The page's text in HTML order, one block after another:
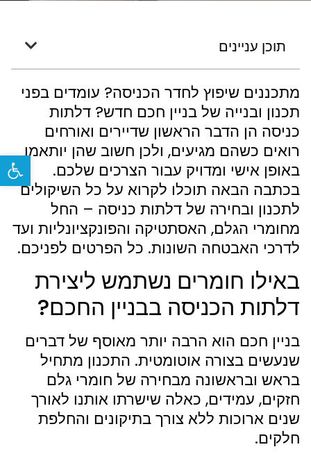
תוכן עניינים
מתכננים שיפוץ לחדר הכניסה? עומדים בפני
תכנון ובנייה של בניין חכם חדש? דלתות
כניסה הן הדבר הראשון שדיירים ואורחים
רואים כשהם מגיעים, ולכן חשוב שהן יותאמו
באופן אישי ומדויק עבור הצרכים שלכם.
בכתבה הבאה תוכלו לקרוא על כל השיקולים
לתכנון ובחירה של דלתות כניסה – החל
מחומרי הגלם, האסתטיקה והפונקציונליות ועד
לדרכי האבטחה השונות. כל הפרטים לפניכם.
באילו חומרים נשתמש ליצירת
דלתות הכניסה בבניין החכם?
בניין חכם הוא הרבה יותר מאוסף של דברים
שנעשים בצורה אוטומטית. התכנון מתחיל
בראש ובראשונה מבחירה של חומרי גלם
חזקים, עמידים, כאלה שישרתו אותנו לאורך
שנים ארוכות ללא צורך בתיקונים והחלפת
חלקים.